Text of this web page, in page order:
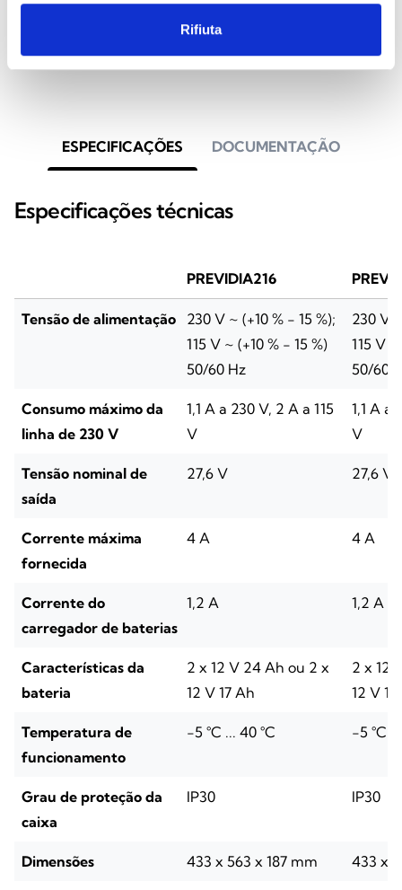
Rifiuta
com 2 laços expansíveis até 15, cor
vermelha
ESPECIFICAÇÕES DOCUMENTAÇÃO
Especificações técnicas
PREVIDIA216
Tensão de alimentação
230 V ~ (+10 % - 15 %);
115 V ~ (+10 % - 15 %)
50/60 Hz
230 V
115 V
50/60
Consumo máximo da
linha de 230 V
1,1 A a 230 V, 2 A a 115
V
1,1 A a
V
Tensão nominal de
saída
27,6 V 27,6 V
Corrente máxima
fornecida
4 A 4 A
Corrente do
carregador de baterias
1,2 A 1,2 A
Características da
bateria
2 x 12 V 24 Ah ou 2 x
12 V 17 Ah
2 x 12
12 V
Temperatura de
funcionamento
-5 °C ... 40 °C -5 °C
Grau de proteção da
caixa
IP30 IP30
Dimensões 433 x 563 x 187 mm 433 x